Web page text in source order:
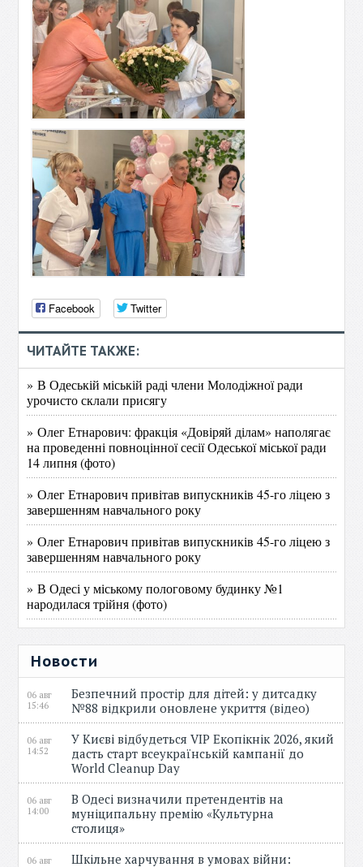
Facebook Twitter
ЧИТАЙТЕ ТАКЖЕ:
» В Одеській міській раді члени Молодіжної ради
урочисто склали присягу
» Олег Етнарович: фракція «Довіряй ділам» наполягає
на проведенні повноцінної сесії Одеської міської ради
14 липня (фото)
» Олег Етнарович привітав випускників 45-го ліцею з
завершенням навчального року
» Олег Етнарович привітав випускників 45-го ліцею з
завершенням навчального року
» В Одесі у міському пологовому будинку №1
народилася трійня (фото)
Новости
06 авг
15:46
Безпечний простір для дітей: у дитсадку
№88 відкрили оновлене укриття (відео)
06 авг
14:52
У Києві відбудеться VIP Екопікнік 2026, який
дасть старт всеукраїнській кампанії до
World Cleanup Day
06 авг
14:00
В Одесі визначили претендентів на
муніципальну премію «Культурна
столиця»
06 авг
Шкільне харчування в умовах війни: